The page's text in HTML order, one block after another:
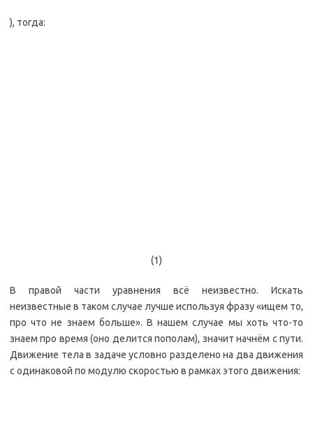
), тогда:
(1)
В правой части уравнения всё неизвестно. Искать
неизвестные в таком случае лучше используя фразу «ищем то,
про что не знаем больше». В нашем случае мы хоть что-то
знаем про время (оно делится пополам), значит начнём с пути.
Движение тела в задаче условно разделено на два движения
с одинаковой по модулю скоростью в рамках этого движения: